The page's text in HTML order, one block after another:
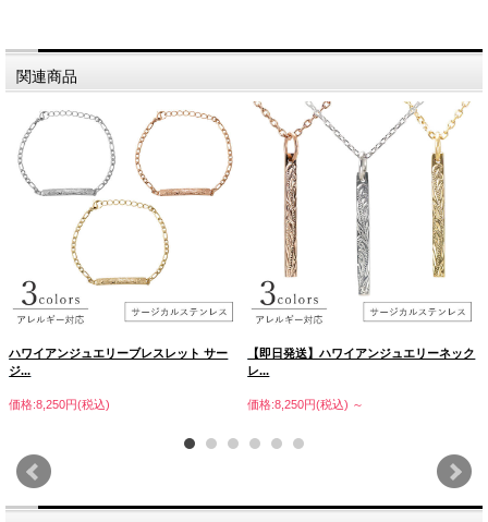
関連商品
ハワイアンジュエリーブレスレット サー
ジ...
価格:8,250円(税込)
【即日発送】ハワイアンジュエリーネック
レ...
価格:8,250円(税込) ～